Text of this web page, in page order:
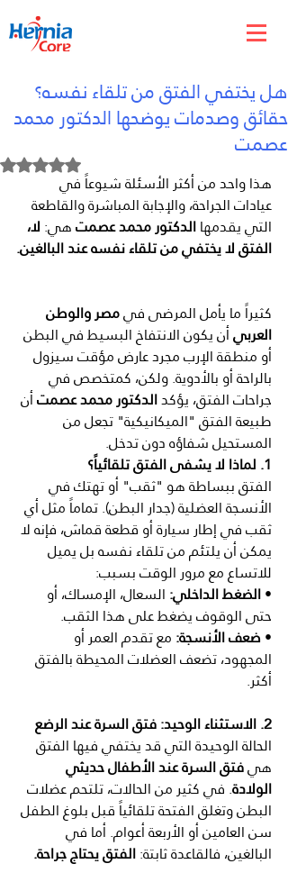
هل يختفي الفتق من تلقاء نفسه؟
حقائق وصدمات يوضحها الدكتور محمد
عصمت
Rated NaN out of 5 stars.
هذا واحد من أكثر الأسئلة شيوعاً في
عيادات الجراحة، والإجابة المباشرة والقاطعة
التي يقدمها الدكتور محمد عصمت هي: لا،
الفتق لا يختفي من تلقاء نفسه عند البالغين.
كثيراً ما يأمل المرضى في مصر والوطن
العربي أن يكون الانتفاخ البسيط في البطن
أو منطقة الإرب مجرد عارض مؤقت سيزول
بالراحة أو بالأدوية. ولكن، كمتخصص في
جراحات الفتق، يؤكد الدكتور محمد عصمت أن
طبيعة الفتق "الميكانيكية" تجعل من
المستحيل شفاؤه دون تدخل.
1. لماذا لا يشفى الفتق تلقائياً؟
الفتق ببساطة هو "ثقب" أو تهتك في
الأنسجة العضلية (جدار البطن). تماماً مثل أي
ثقب في إطار سيارة أو قطعة قماش، فإنه لا
يمكن أن يلتئم من تلقاء نفسه بل يميل
للاتساع مع مرور الوقت بسبب:
• الضغط الداخلي: السعال، الإمساك، أو
حتى الوقوف يضغط على هذا الثقب.
• ضعف الأنسجة: مع تقدم العمر أو
المجهود، تضعف العضلات المحيطة بالفتق
أكثر.
2. الاستثناء الوحيد: فتق السرة عند الرضع
الحالة الوحيدة التي قد يختفي فيها الفتق
هي فتق السرة عند الأطفال حديثي
الولادة. في كثير من الحالات، تلتحم عضلات
البطن وتغلق الفتحة تلقائياً قبل بلوغ الطفل
سن العامين أو الأربعة أعوام. أما في
البالغين، فالقاعدة ثابتة: الفتق يحتاج جراحة.